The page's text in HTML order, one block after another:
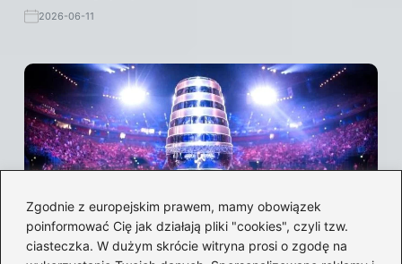
Zgodnie z europejskim prawem, mamy obowiązek
poinformować Cię jak działają pliki "cookies", czyli tzw.
ciasteczka. W dużym skrócie witryna prosi o zgodę na
2026-06-11